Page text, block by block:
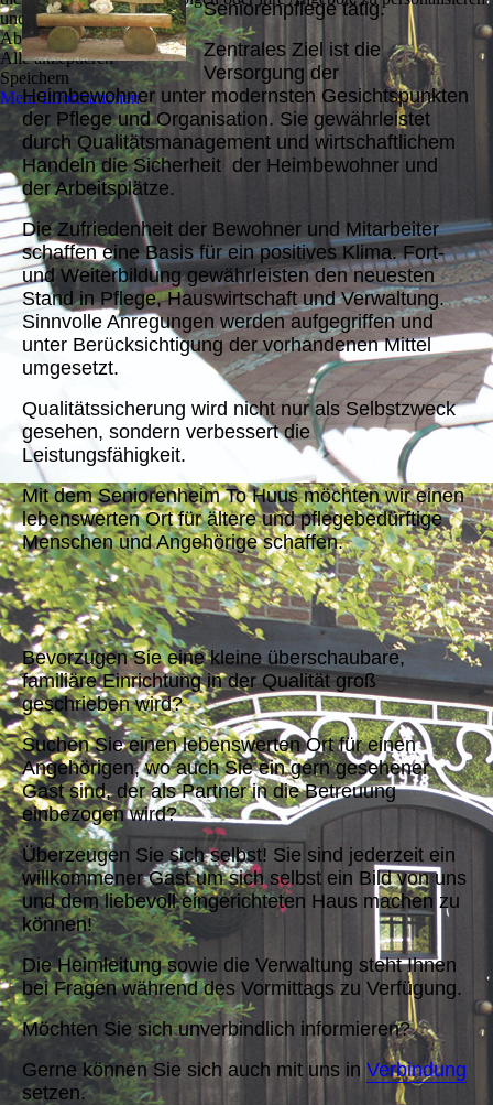
Seniorenpflege tätig.
Zentrales Ziel ist die
Versorgung der
Heimbewohner unter modernsten Gesichtspunkten
der Pflege und Organisation. Sie gewährleistet
durch Qualitätsmanagement und wirtschaftlichem
Handeln die Sicherheit der Heimbewohner und
der Arbeitsplätze.
Die Zufriedenheit der Bewohner und Mitarbeiter
schaffen eine Basis für ein positives Klima. Fort-
und Weiterbildung gewährleisten den neuesten
Stand in Pflege, Hauswirtschaft und Verwaltung.
Sinnvolle Anregungen werden aufgegriffen und
unter Berücksichtigung der vorhandenen Mittel
umgesetzt.
Qualitätssicherung wird nicht nur als Selbstzweck
gesehen, sondern verbessert die
Leistungsfähigkeit.
Mit dem Seniorenheim To Huus möchten wir einen
lebenswerten Ort für ältere und pflegebedürftige
Menschen und Angehörige schaffen.
Bevorzugen Sie eine kleine überschaubare,
familiäre Einrichtung in der Qualität groß
geschrieben wird?
Suchen Sie einen lebenswerten Ort für einen
Angehörigen, wo auch Sie ein gern gesehener
Gast sind, der als Partner in die Betreuung
einbezogen wird?
Überzeugen Sie sich selbst! Sie sind jederzeit ein
willkommener Gast um sich selbst ein Bild von uns
und dem liebevoll eingerichteten Haus machen zu
können!
Die Heimleitung sowie die Verwaltung steht Ihnen
bei Fragen während des Vormittags zu Verfügung.
Möchten Sie sich unverbindlich informieren?
Gerne können Sie sich auch mit uns in Verbindung
setzen.
und zu optimieren.
Ablehnen
Alle akzeptieren
Speichern
Mehr Informationen